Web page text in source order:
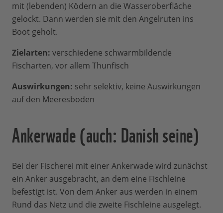
mit (lebenden) Ködern an die Wasseroberfläche
gelockt. Dann werden sie mit den Angelruten ins
Boot geholt.
Zielarten: verschiedene schwarmbildende
Fischarten, vor allem Thunfisch
Auswirkungen: sehr selektiv, keine Auswirkungen
auf den Meeresboden
Ankerwade (auch: Danish seine)
Bei der Fischerei mit einer Ankerwade wird zunächst
ein Anker ausgebracht, an dem eine Fischleine
befestigt ist. Von dem Anker aus werden in einem
Rund das Netz und die zweite Fischleine ausgelegt.